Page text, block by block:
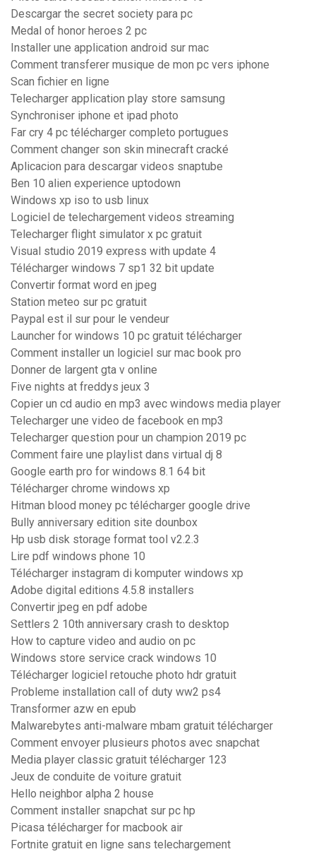
Descargar the secret society para pc
Medal of honor heroes 2 pc
Installer une application android sur mac
Comment transferer musique de mon pc vers iphone
Scan fichier en ligne
Telecharger application play store samsung
Synchroniser iphone et ipad photo
Far cry 4 pc télécharger completo portugues
Comment changer son skin minecraft cracké
Aplicacion para descargar videos snaptube
Ben 10 alien experience uptodown
Windows xp iso to usb linux
Logiciel de telechargement videos streaming
Telecharger flight simulator x pc gratuit
Visual studio 2019 express with update 4
Télécharger windows 7 sp1 32 bit update
Convertir format word en jpeg
Station meteo sur pc gratuit
Paypal est il sur pour le vendeur
Launcher for windows 10 pc gratuit télécharger
Comment installer un logiciel sur mac book pro
Donner de largent gta v online
Five nights at freddys jeux 3
Copier un cd audio en mp3 avec windows media player
Telecharger une video de facebook en mp3
Telecharger question pour un champion 2019 pc
Comment faire une playlist dans virtual dj 8
Google earth pro for windows 8.1 64 bit
Télécharger chrome windows xp
Hitman blood money pc télécharger google drive
Bully anniversary edition site dounbox
Hp usb disk storage format tool v2.2.3
Lire pdf windows phone 10
Télécharger instagram di komputer windows xp
Adobe digital editions 4.5.8 installers
Convertir jpeg en pdf adobe
Settlers 2 10th anniversary crash to desktop
How to capture video and audio on pc
Windows store service crack windows 10
Télécharger logiciel retouche photo hdr gratuit
Probleme installation call of duty ww2 ps4
Transformer azw en epub
Malwarebytes anti-malware mbam gratuit télécharger
Comment envoyer plusieurs photos avec snapchat
Media player classic gratuit télécharger 123
Jeux de conduite de voiture gratuit
Hello neighbor alpha 2 house
Comment installer snapchat sur pc hp
Picasa télécharger for macbook air
Fortnite gratuit en ligne sans telechargement